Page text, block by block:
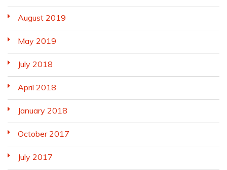
August 2019
May 2019
July 2018
April 2018
January 2018
October 2017
July 2017